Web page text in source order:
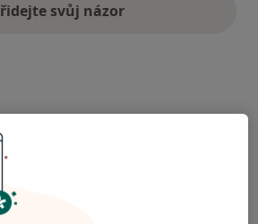
svůj názor
jsou pro nás důležité.
možnost zaplatit za
nebo změnu recenze pacienta.